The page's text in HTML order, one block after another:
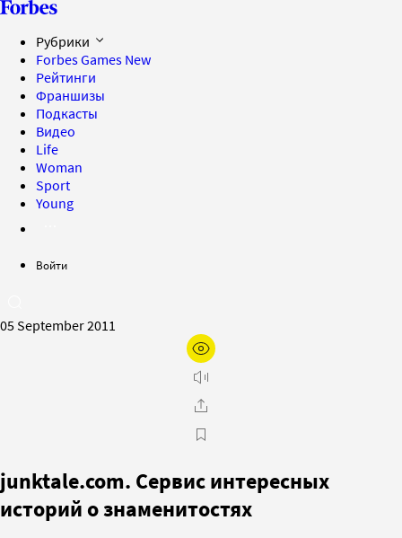
Рубрики
Forbes Games New
Рейтинги
Франшизы
Подкасты
Видео
Life
Woman
Sport
Young
Войти
05 September 2011
junktale.com. Cервис интересных
историй о знаменитостях